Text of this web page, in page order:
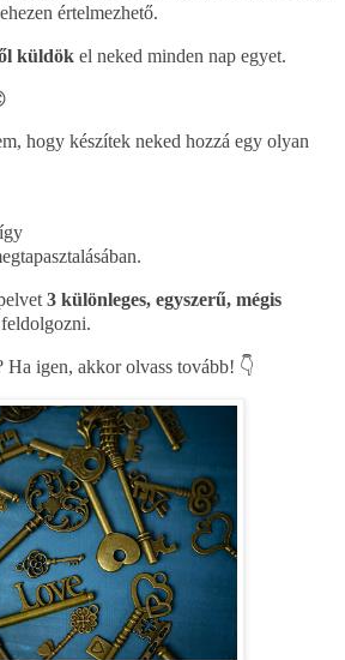
értelmezhető.
küldök el neked minden nap egyet.
hogy készítek neked hozzá egy olyan
3 különleges, egyszerű, mégis
igen, akkor olvass tovább! 👇